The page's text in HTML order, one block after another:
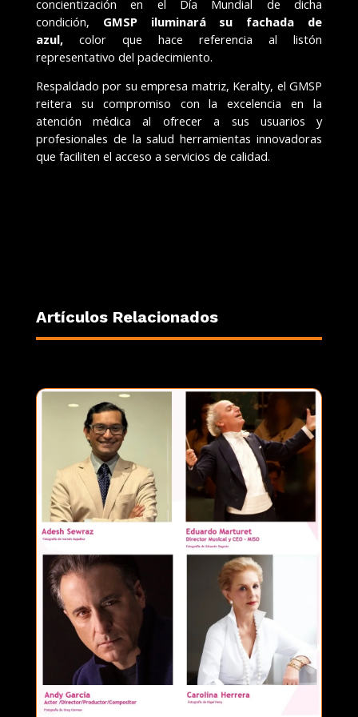
concientización en el Día Mundial de dicha
condición, GMSP iluminará su fachada de
azul, color
que hace referencia al listón
representativo del padecimiento.
Respaldado por su empresa matriz, Keralty, el GMSP
reitera su compromiso con la excelencia en la
atención médica al ofrecer a sus usuarios y
profesionales de la salud herramientas innovadoras
que faciliten el acceso a servicios de calidad.
Artículos Relacionados